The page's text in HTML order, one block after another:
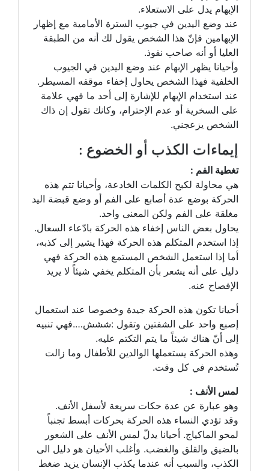
الإبهام يدل على الاستعلاء.
عند وضع اليدين في جيوب السترة الأمامية مع إظهار
الإبهامين فإنّ هذا الشخص يقول لك أنه من الطبقة
العليا أو أنه صاحب نفوذ.
وأحيانا يظهر الإبهام عند وضع اليدين في الجيوب
الخلفية فهذا الشخص يحاول إخفاء موقفه المسيطر.
عند استخدام الإبهام للإشارة إلى أحد ما فهي علامة
على السخرية أو عدم الإحترام، وكانك تقول إن ذاك
الشخص يزعجني.
إيماءات الكذب أو الخضوع :
تغطية الفم :
هي محاولة لكبح الكلمات الخادعة، وأحيانا تتم هذه
الحركة بوضع عدة أصابع على الفم أو وضع قبضة اليد
مغلقة على الفم ولكن المعنى واحد.
يحاول بعض الناس إخفاء هذه الحركة بادّعاء السعال.
إذا استخدم المتكلم هذه الحركة فهذا يشير إلى كذبه،
أما إذا استعمل الشخص المستمع هذه الحركة فهي
دليل على أنه يشعر بأن المتكلم يخفي شيئاً لا يريد
الإفصاح عنه.
أحيانا تكون هذه الحركة جيدة وخصوصا عند استعمال
إصبع واحد على الشفتين وتقول :ششش….فهي تنبيه
إلى أنّ هناك شيئاً ما يتم التكتم عليه.
وهذه الحركة يستعملها الوالدين للأطفال وما زالت
تُستخدم في كل وقت.
لمس الأنف :
وهو عبارة عن عدة حكات سريعة لأسفل الأنف.
وقد تؤدي النساء هذه الحركة بحركات أبسط تجنباً
لمحو الماكياج. أحيانا يدلّ لمس الأنف على الشعور
بالضيق والقلق والغضب. وأغلب الأحيان هو دليل الى
الكذب، والسبب أنه عندما يكذب الإنسان يزيد ضغط